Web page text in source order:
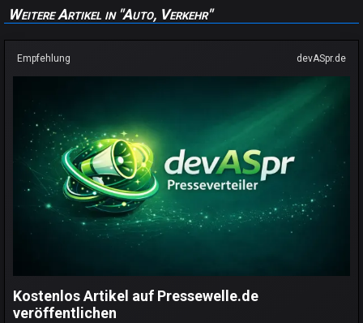
Weitere Artikel in "Auto, Verkehr"
Empfehlung devASpr.de
Kostenlos Artikel auf Pressewelle.de
veröffentlichen